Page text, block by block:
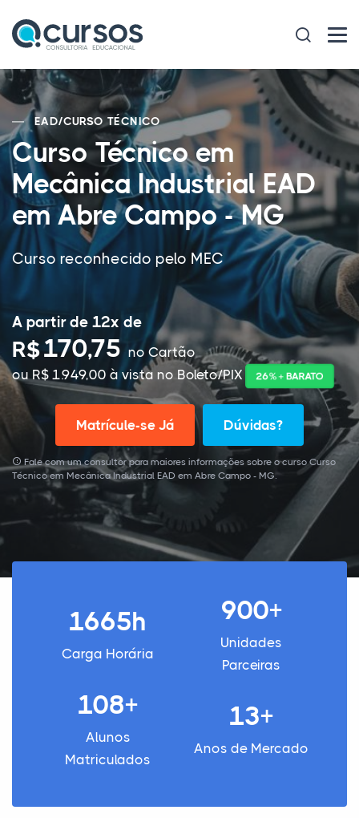
EAD/CURSO TÉCNICO
Curso Técnico em
Mecânica Industrial EAD
em Abre Campo - MG
Curso reconhecido pelo MEC
A partir de 12x de
R$170,75 no Cartão
ou R$ 1.949,00 à vista no Boleto/PIX
26% + BARATO
Matrícule-se Já Dúvidas?
Fale com um consultor para maiores informações sobre o curso Curso
Técnico em Mecânica Industrial EAD em Abre Campo - MG.
1665h
Carga Horária
900+
Unidades
Parceiras
108+
Alunos
Matriculados
13+
Anos de Mercado